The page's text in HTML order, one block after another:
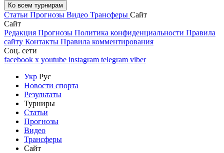
Ко всем турнирам
Статьи Прогнозы Видео Трансферы Сайт
Сайт
Редакция Прогнозы Политика конфиденциальности Правила
сайту Контакты Правила комментирования
Соц. сети
facebook x youtube instagram telegram viber
Укр Рус
Новости спорта
Результаты
Турниры
Статьи
Прогнозы
Видео
Трансферы
Сайт